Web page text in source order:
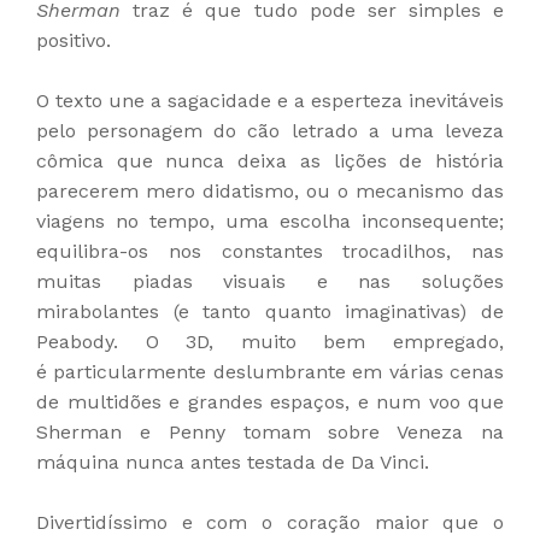
Sherman traz é que tudo pode ser simples e
positivo.
O texto une a sagacidade e a esperteza inevitáveis
pelo personagem do cão letrado a uma leveza
cômica que nunca deixa as lições de história
parecerem mero didatismo, ou o mecanismo das
viagens no tempo, uma escolha inconsequente;
equilibra-os nos constantes trocadilhos, nas
muitas piadas visuais e nas soluções
mirabolantes (e tanto quanto imaginativas) de
Peabody. O 3D, muito bem empregado,
é particularmente deslumbrante em várias cenas
de multidões e grandes espaços, e num voo que
Sherman e Penny tomam sobre Veneza na
máquina nunca antes testada de Da Vinci.
Divertidíssimo e com o coração maior que o